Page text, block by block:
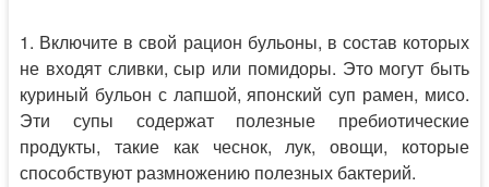
1. Включите в свой рацион бульоны, в состав которых
не входят сливки, сыр или помидоры. Это могут быть
куриный бульон с лапшой, японский суп рамен, мисо.
Эти супы содержат полезные пребиотические
продукты, такие как чеснок, лук, овощи, которые
способствуют размножению полезных бактерий.